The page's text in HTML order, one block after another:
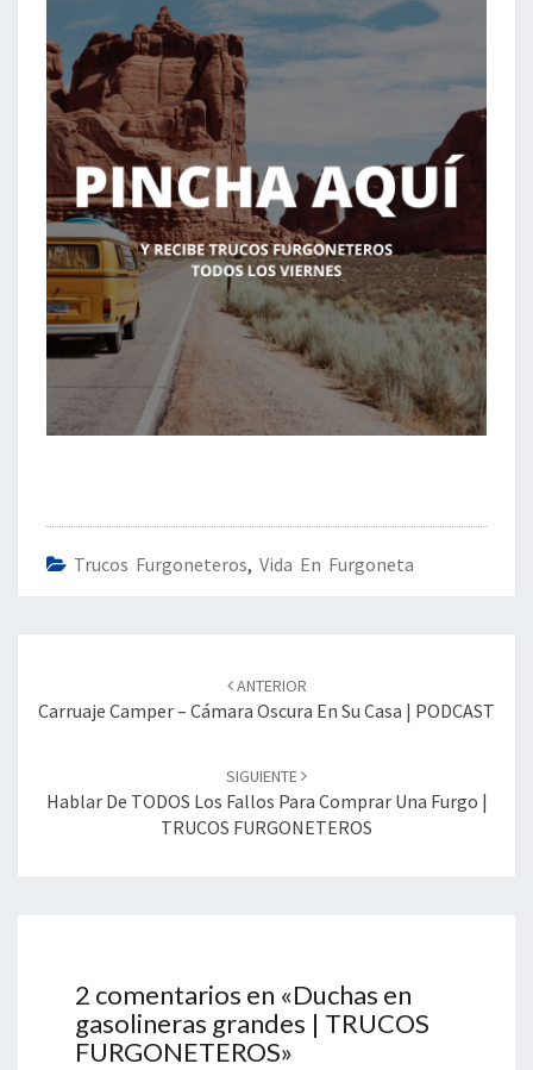
Trucos Furgoneteros, Vida En Furgoneta
entradas
ANTERIOR
Carruaje Camper – Cámara Oscura En Su Casa | PODCAST
SIGUIENTE
Hablar De TODOS Los Fallos Para Comprar Una Furgo |
TRUCOS FURGONETEROS
2 comentarios en «Duchas en
gasolineras grandes | TRUCOS
FURGONETEROS»